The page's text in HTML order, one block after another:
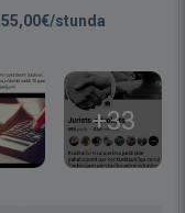
55,00€/stunda
+33